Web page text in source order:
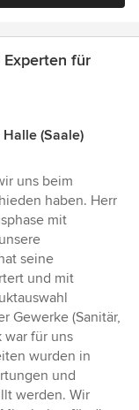
für
(Saale)
uns beim
haben. Herr
mit
seine
und mit
Gewerke (Sanitär,
war für uns
wurden in
und
werden. Wir